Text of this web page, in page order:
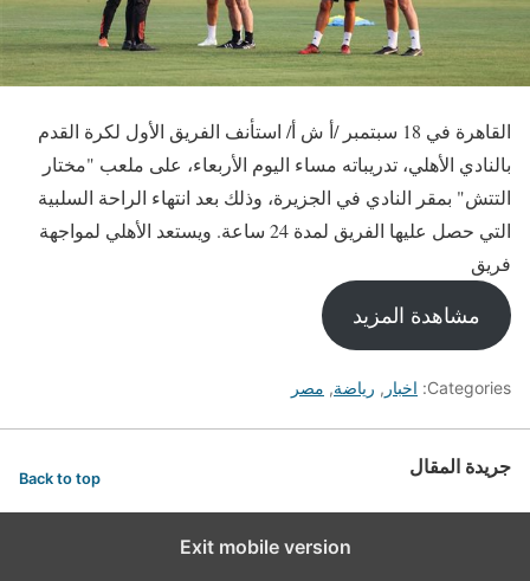
القاهرة في 18 سبتمبر /أ ش أ/ استأنف الفريق الأول لكرة القدم
بالنادي الأهلي، تدريباته مساء اليوم الأربعاء، على ملعب "مختار
التتش" بمقر النادي في الجزيرة، وذلك بعد انتهاء الراحة السلبية
التي حصل عليها الفريق لمدة 24 ساعة. ويستعد الأهلي لمواجهة
فريق
مشاهدة المزيد
Categories: اخبار , رياضة, مصر
جريدة المقال Back to top
Exit mobile version